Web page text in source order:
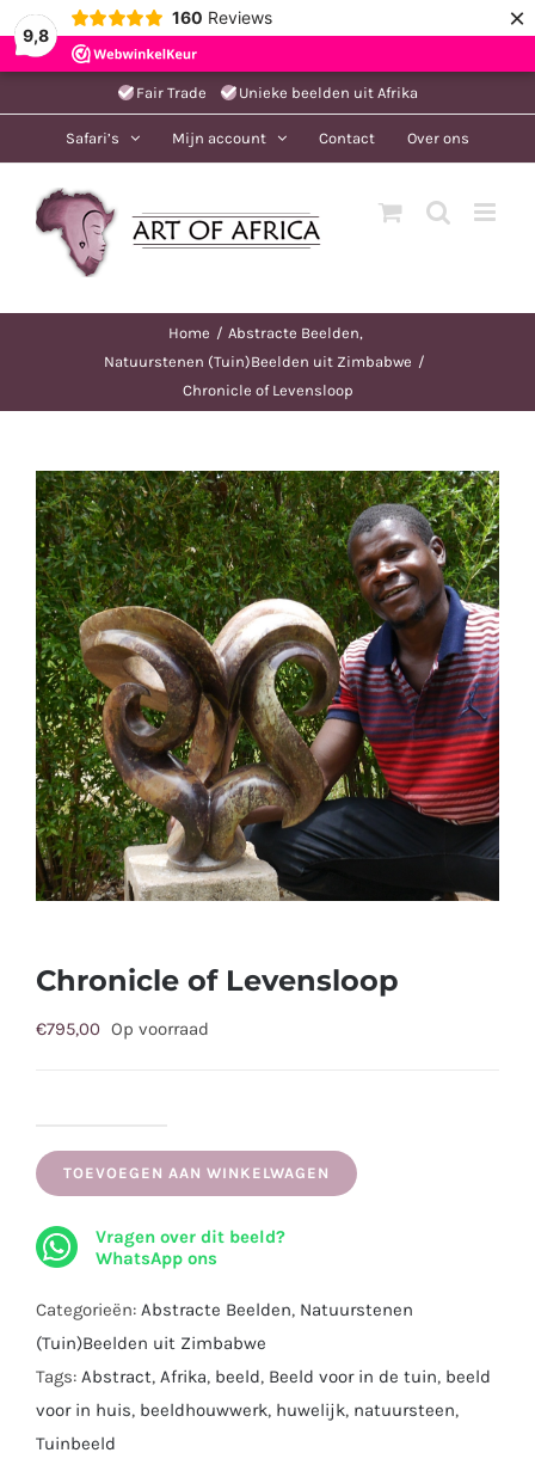
9,8
160 Reviews ×
naar
Fair Trade Unieke beelden uit Afrika
Safari’s Mijn account Contact Over ons
Home
Abstracte Beelden
Natuurstenen (Tuin)Beelden uit Zimbabwe
Chronicle of Levensloop
Chronicle of Levensloop
€795,00 Op voorraad
of
aantal
TOEVOEGEN AAN WINKELWAGEN
Vragen over dit beeld?
WhatsApp ons
Categorieën: Abstracte Beelden, Natuurstenen
(Tuin)Beelden uit Zimbabwe
Tags: Abstract, Afrika, beeld, Beeld voor in de tuin, beeld
voor in huis, beeldhouwwerk, huwelijk, natuursteen,
Tuinbeeld